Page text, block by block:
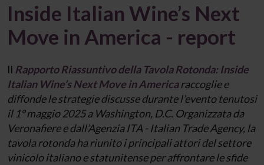
Inside Italian Wine’s Next
Move in America - report
Il Rapporto Riassuntivo della Tavola Rotonda: Inside
Italian Wine’s Next Move in Americaraccoglie e
diffonde le strategie discusse durante l’evento tenutosi
il 1° maggio 2025 a Washington, D.C. Organizzata da
Veronafiere e dall’Agenzia ITA - Italian Trade Agency, la
tavola rotonda ha riunito i principali attori del settore
vinicolo italiano e statunitense per affrontare le sfide